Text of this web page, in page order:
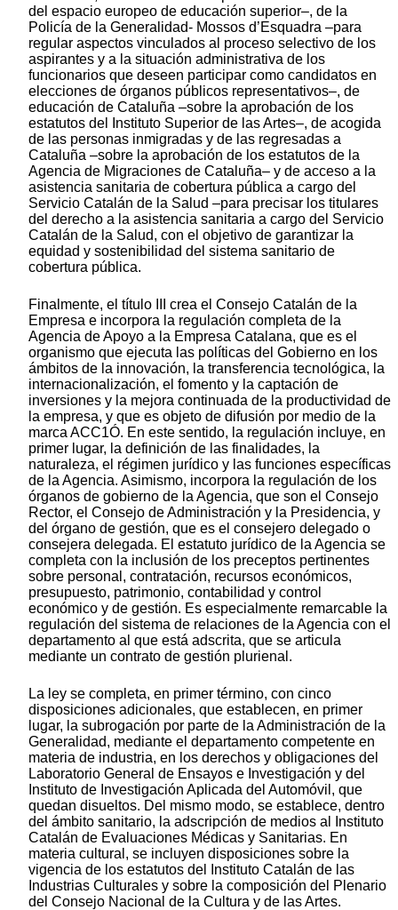
del espacio europeo de educación superior–, de la
Policía de la Generalidad- Mossos d’Esquadra –para
regular aspectos vinculados al proceso selectivo de los
aspirantes y a la situación administrativa de los
funcionarios que deseen participar como candidatos en
elecciones de órganos públicos representativos–, de
educación de Cataluña –sobre la aprobación de los
estatutos del Instituto Superior de las Artes–, de acogida
de las personas inmigradas y de las regresadas a
Cataluña –sobre la aprobación de los estatutos de la
Agencia de Migraciones de Cataluña– y de acceso a la
asistencia sanitaria de cobertura pública a cargo del
Servicio Catalán de la Salud –para precisar los titulares
del derecho a la asistencia sanitaria a cargo del Servicio
Catalán de la Salud, con el objetivo de garantizar la
equidad y sostenibilidad del sistema sanitario de
cobertura pública.
Finalmente, el título III crea el Consejo Catalán de la
Empresa e incorpora la regulación completa de la
Agencia de Apoyo a la Empresa Catalana, que es el
organismo que ejecuta las políticas del Gobierno en los
ámbitos de la innovación, la transferencia tecnológica, la
internacionalización, el fomento y la captación de
inversiones y la mejora continuada de la productividad de
la empresa, y que es objeto de difusión por medio de la
marca ACC1Ó. En este sentido, la regulación incluye, en
primer lugar, la definición de las finalidades, la
naturaleza, el régimen jurídico y las funciones específicas
de la Agencia. Asimismo, incorpora la regulación de los
órganos de gobierno de la Agencia, que son el Consejo
Rector, el Consejo de Administración y la Presidencia, y
del órgano de gestión, que es el consejero delegado o
consejera delegada. El estatuto jurídico de la Agencia se
completa con la inclusión de los preceptos pertinentes
sobre personal, contratación, recursos económicos,
presupuesto, patrimonio, contabilidad y control
económico y de gestión. Es especialmente remarcable la
regulación del sistema de relaciones de la Agencia con el
departamento al que está adscrita, que se articula
mediante un contrato de gestión plurienal.
La ley se completa, en primer término, con cinco
disposiciones adicionales, que establecen, en primer
lugar, la subrogación por parte de la Administración de la
Generalidad, mediante el departamento competente en
materia de industria, en los derechos y obligaciones del
Laboratorio General de Ensayos e Investigación y del
Instituto de Investigación Aplicada del Automóvil, que
quedan disueltos. Del mismo modo, se establece, dentro
del ámbito sanitario, la adscripción de medios al Instituto
Catalán de Evaluaciones Médicas y Sanitarias. En
materia cultural, se incluyen disposiciones sobre la
vigencia de los estatutos del Instituto Catalán de las
Industrias Culturales y sobre la composición del Plenario
del Consejo Nacional de la Cultura y de las Artes.